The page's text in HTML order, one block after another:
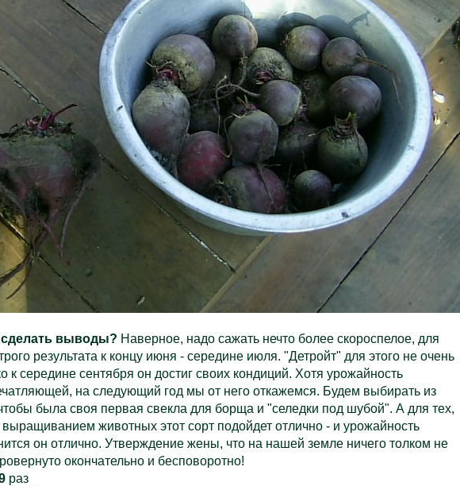
выводы? Наверное, надо сажать нечто более скороспелое, для
результата к концу июня - середине июля. "Детройт" для этого не очень
к середине сентября он достиг своих кондиций. Хотя урожайность
на следующий год мы от него откажемся. Будем выбирать из
была своя первая свекла для борща и "селедки под шубой". А для тех,
выращиванием животных этот сорт подойдет отлично - и урожайность
он отлично. Утверждение жены, что на нашей земле ничего толком не
окончательно и бесповоротно!
раз